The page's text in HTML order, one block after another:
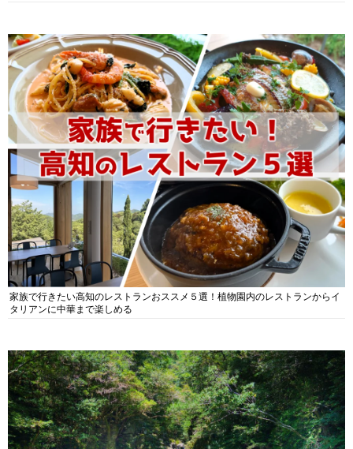
家族で行きたい高知のレストランおススメ５選！植物園内のレストランからイ
タリアンに中華まで楽しめる